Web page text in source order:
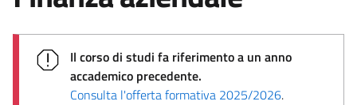
Il corso di studi fa riferimento a un anno
accademico precedente.
Consulta l'offerta formativa 2025/2026.